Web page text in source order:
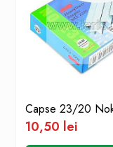
Capse 23/20
10,50 lei